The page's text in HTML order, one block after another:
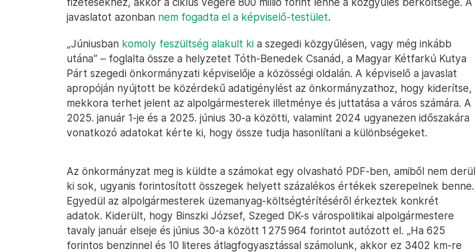
javaslatot azonban nem fogadta el a képviselő-testület.
„Júniusban komoly feszültség alakult ki a szegedi közgyűlésen, vagy még inkább
utána” – foglalta össze a helyzetet Tóth-Benedek Csanád, a Magyar Kétfarkú Kutya
Párt szegedi önkormányzati képviselője a közösségi oldalán. A képviselő a javaslat
apropóján nyújtott be közérdekű adatigénylést az önkormányzathoz, hogy kiderítse,
mekkora terhet jelent az alpolgármesterek illetménye és juttatása a város számára. A
2025. január 1-je és a 2025. június 30-a közötti, valamint 2024 ugyanezen időszakára
vonatkozó adatokat kérte ki, hogy össze tudja hasonlítani a különbségeket.
Az önkormányzat meg is küldte a számokat egy olvasható PDF-ben, amiből nem derül
ki sok, ugyanis forintosított összegek helyett százalékos értékek szerepelnek benne.
Egyedül az alpolgármesterek üzemanyag-költségtérítéséről érkeztek konkrét
adatok. Kiderült, hogy Binszki József, Szeged DK-s várospolitikai alpolgármestere
tavaly január elseje és június 30-a között 1 275 964 forintot autózott el. „Ha 625
forintos benzinnel és 10 literes átlagfogyasztással számolunk, akkor ez 3402 km-re